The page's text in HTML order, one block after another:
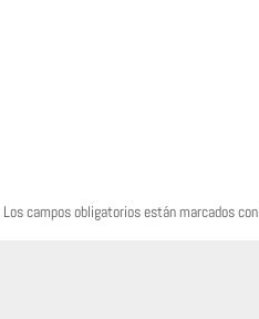
Los campos obligatorios están marcados con